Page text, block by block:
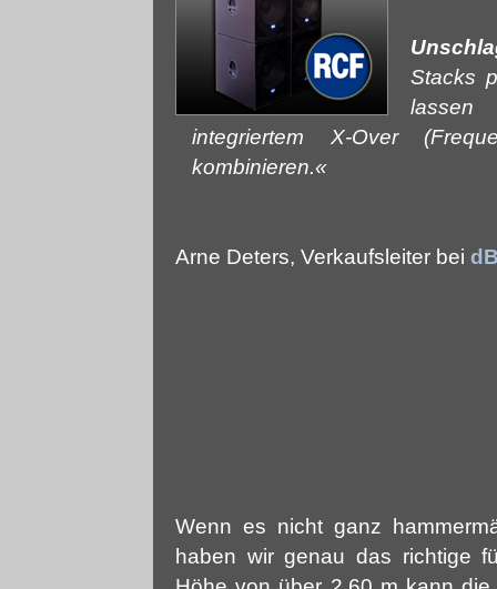
Stacks
lassen
integriertem X-Over
kombinieren.«
Arne Deters, Verkaufsleiter bei
Wenn es nicht ganz
haben wir genau das richtige